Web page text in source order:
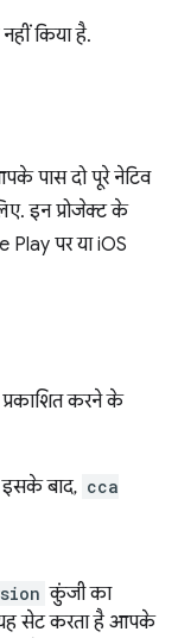
किया है.
पास दो पूरे नेटिव
इन प्रोजेक्ट के
पर या iOS
करने के
बाद, cca
कुंजी का
सेट करता है आपके